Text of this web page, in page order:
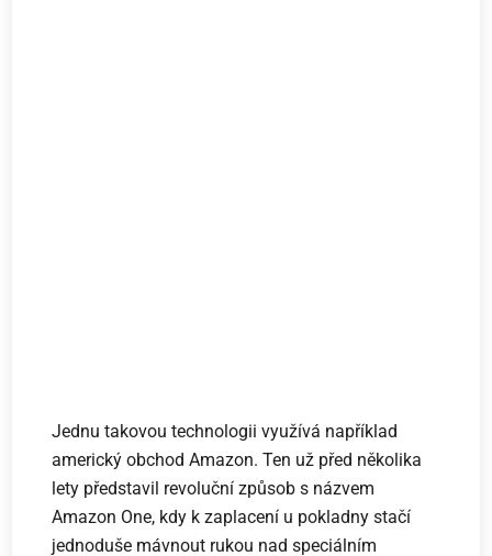
Jednu takovou technologii využívá například
americký obchod Amazon. Ten už před několika
lety představil revoluční způsob s názvem
Amazon One, kdy k zaplacení u pokladny stačí
jednoduše mávnout rukou nad speciálním